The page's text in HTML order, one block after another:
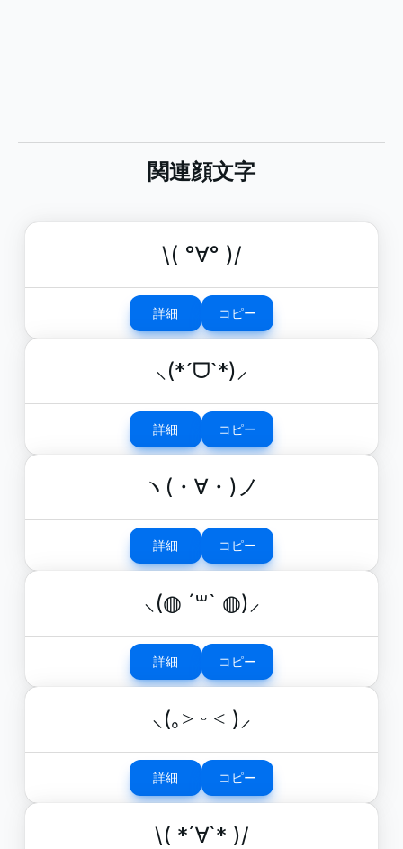
関連顔文字
\( °∀° )/
詳細 コピー
⸜(*ˊᗜˋ*)⸝
詳細 コピー
ヽ(・∀・)ノ
詳細 コピー
⸜(◍ ´꒳` ◍)⸝
詳細 コピー
⸜(｡˃ ᵕ ˂ )⸝
詳細 コピー
\( *´∀`* )/